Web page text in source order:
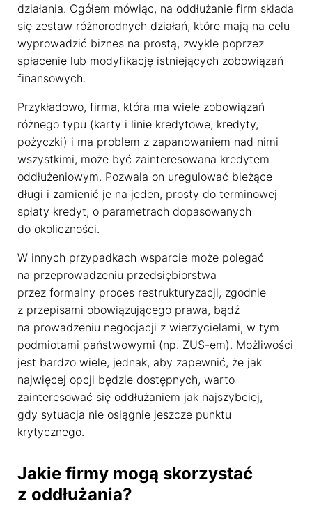
działania. Ogółem mówiąc, na oddłużanie firm składa
się zestaw różnorodnych działań, które mają na celu
wyprowadzić biznes na prostą, zwykle poprzez
spłacenie lub modyfikację istniejących zobowiązań
finansowych.
Przykładowo, firma, która ma wiele zobowiązań
różnego typu (karty i linie kredytowe, kredyty,
pożyczki) i ma problem z zapanowaniem nad nimi
wszystkimi, może być zainteresowana kredytem
oddłużeniowym. Pozwala on uregulować bieżące
długi i zamienić je na jeden, prosty do terminowej
spłaty kredyt, o parametrach dopasowanych
do okoliczności.
W innych przypadkach wsparcie może polegać
na przeprowadzeniu przedsiębiorstwa
przez formalny proces restrukturyzacji, zgodnie
z przepisami obowiązującego prawa, bądź
na prowadzeniu negocjacji z wierzycielami, w tym
podmiotami państwowymi (np. ZUS-em). Możliwości
jest bardzo wiele, jednak, aby zapewnić, że jak
najwięcej opcji będzie dostępnych, warto
zainteresować się oddłużaniem jak najszybciej,
gdy sytuacja nie osiągnie jeszcze punktu
krytycznego.
Jakie firmy mogą skorzystać
z oddłużania?